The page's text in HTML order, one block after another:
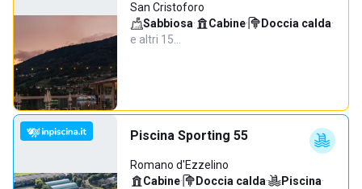
San Cristoforo
Sabbiosa· Cabine· Doccia calda·
e altri 15…
Piscina Sporting 55
Romano d'Ezzelino
Cabine· Doccia calda· Piscina·